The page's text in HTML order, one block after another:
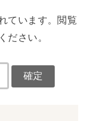
ています。閲覧
ださい。